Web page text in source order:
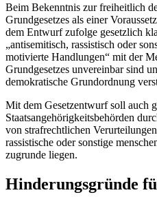
Beim Bekenntnis zur freiheitlich
Grundgesetzes als einer
dem Entwurf zufolge gesetzlich
„antisemitisch, rassistisch oder
motivierte Handlungen“ mit der
Grundgesetzes unvereinbar sind
demokratische Grundordnung
Mit dem Gesetzentwurf soll auch
Staatsangehörigkeitsbehörden
von strafrechtlichen
rassistische oder sonstige
zugrunde liegen.
Hinderungsgründe